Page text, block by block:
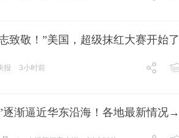
致敬！”美国，超级抹红大赛开始了
报 3小时前
逐渐逼近华东沿海！各地最新情况→